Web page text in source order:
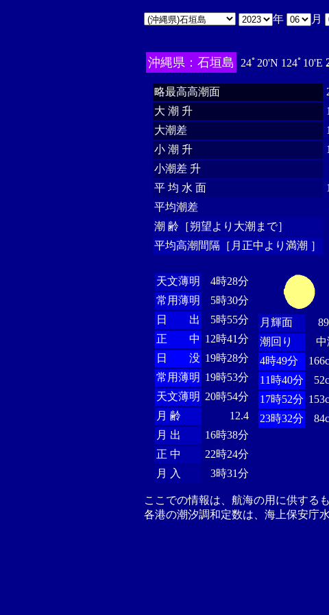
年 月
沖縄県：石垣島 24ﾟ20'N 124ﾟ10'E
略最高高潮面
大 潮 升
大潮差
小 潮 升
小潮差 升
平 均 水 面
平均潮差
潮 齢［朔望より大潮まで］
平均高潮間隔［月正中より満潮 ］
天文薄明
4時28分
常用薄明
5時30分
日 出
5時55分
正 中 12時41分
日 没 19時28分
常用薄明 19時53分
天文薄明 20時54分
月 齢
12.4
月 出
16時38分
正 中
22時24分
月 入
3時31分
月輝面
潮回り
中
4時49分
11時40分
17時52分
23時32分
ここでの情報は、航海の用に供する
各港の潮汐調和定数は、海上保安庁